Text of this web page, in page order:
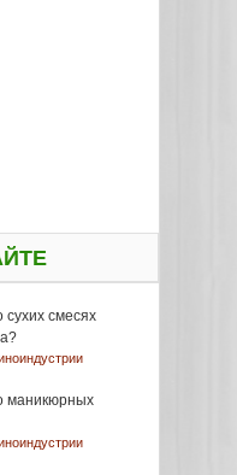
сухих смесях
маникюрных